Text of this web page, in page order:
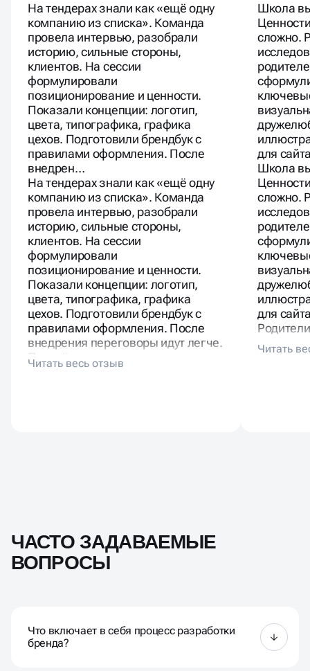
На тендерах знали как «ещё одну
компанию из списка». Команда
провела интервью, разобрали
историю, сильные стороны,
клиентов. На сессии
формулировали
позиционирование и ценности.
Показали концепции: логотип,
цвета, типографика, графика
цехов. Подготовили брендбук с
правилами оформления. После
внедрен…
На тендерах знали как «ещё одну
компанию из списка». Команда
провела интервью, разобрали
историю, сильные стороны,
клиентов. На сессии
формулировали
позиционирование и ценности.
Показали концепции: логотип,
цвета, типографика, графика
цехов. Подготовили брендбук с
правилами оформления. После
внедрения переговоры идут легче.
Партнёры отмечают, что проще
презентовать руководству.
Школа
сложно.
для
Школа
сложно.
для
«нашла
ЧАСТО ЗАДАВАЕМЫЕ
ВОПРОСЫ
Что включает в себя процесс разработки
бренда?